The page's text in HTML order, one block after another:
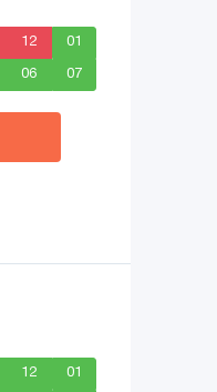
12 01
06 07
12 01